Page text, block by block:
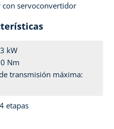
con servoconvertidor
kW
Nm
transmisión máxima:
etapas